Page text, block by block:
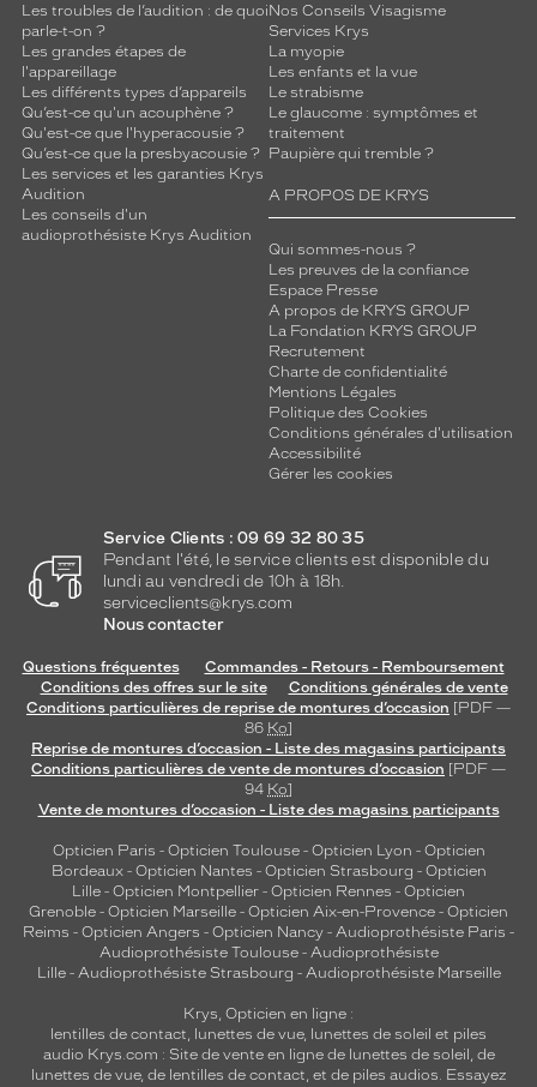
Les troubles de l’audition : de quoi
parle-t-on ?
Les grandes étapes de
l'appareillage
Les différents types d’appareils
Qu’est-ce qu'un acouphène ?
Qu'est-ce que l'hyperacousie ?
Qu’est-ce que la presbyacousie ?
Les services et les garanties Krys
Audition
Les conseils d'un
audioprothésiste Krys Audition
Nos Conseils Visagisme
Services Krys
La myopie
Les enfants et la vue
Le strabisme
Le glaucome : symptômes et
traitement
Paupière qui tremble ?
A PROPOS DE KRYS
Qui sommes-nous ?
Les preuves de la confiance
Espace Presse
A propos de KRYS GROUP
La Fondation KRYS GROUP
Recrutement
Charte de confidentialité
Mentions Légales
Politique des Cookies
Conditions générales d'utilisation
Accessibilité
Gérer les cookies
Service Clients : 09 69 32 80 35
Pendant l'été, le service clients est disponible du
lundi au vendredi de 10h à 18h.
serviceclients@krys.com
Nous contacter
Questions fréquentes
Commandes - Retours - Remboursement
Conditions des offres sur le site
Conditions générales de vente
Conditions particulières de reprise de montures d’occasion [PDF —
86 Ko]
Reprise de montures d’occasion - Liste des magasins participants
Conditions particulières de vente de montures d’occasion [PDF —
94 Ko]
Vente de montures d’occasion - Liste des magasins participants
Opticien Paris - Opticien Toulouse- Opticien Lyon - Opticien
Bordeaux- Opticien Nantes - Opticien Strasbourg - Opticien
Lille - Opticien Montpellier - Opticien Rennes - Opticien
Grenoble - Opticien Marseille - Opticien Aix-en-Provence - Opticien
Reims - Opticien Angers - Opticien Nancy - Audioprothésiste Paris -
Audioprothésiste Toulouse- Audioprothésiste
Lille- Audioprothésiste Strasbourg - Audioprothésiste Marseille
Krys, Opticien en ligne :
lentilles de contact lunettes de vue, lunettes de soleil et piles
audio Krys.com : Site de vente en ligne de lunettes de soleil, de
lunettes de vue, de lentilles de contact , et de piles audios. Essayez